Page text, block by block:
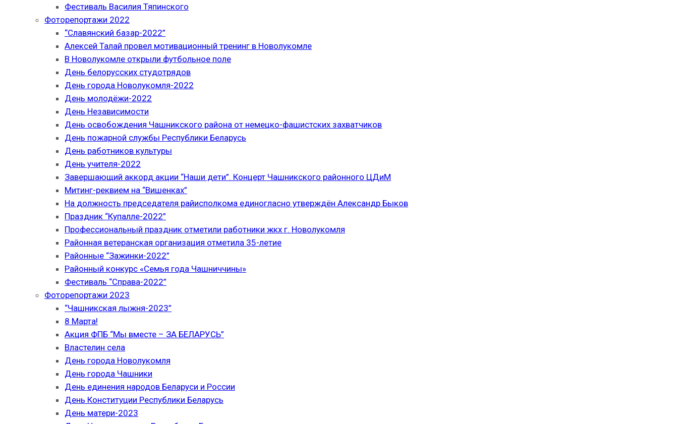
Фестиваль Василия Тяпинского
Фоторепортажи 2022
“Славянский базар-2022”
Алексей Талай провел мотивационный тренинг в Новолукомле
В Новолукомле открыли футбольное поле
День белорусских студотрядов
День города Новолукомля-2022
День молодёжи-2022
День Независимости
День освобождения Чашникского района от немецко-фашистских захватчиков
День пожарной службы Республики Беларусь
День работников культуры
День учителя-2022
Завершающий аккорд акции “Наши дети”. Концерт Чашникского районного ЦДиМ
Митинг-реквием на “Вишенках”
На должность председателя райисполкома единогласно утверждён Александр Быков
Праздник “Купалле-2022”
Профессиональный праздник отметили работники жкх г. Новолукомля
Районная ветеранская организация отметила 35-летие
Районные “Зажинки-2022”
Районный конкурс «Семья года Чашниччины»
Фестиваль “Справа-2022”
Фоторепортажи 2023
“Чашникская лыжня-2023”
8 Марта!
Акция ФПБ “Мы вместе – ЗА БЕЛАРУСЬ”
Властелин села
День города Новолукомля
День города Чашники
День единения народов Беларуси и России
День Конституции Республики Беларусь
День матери-2023